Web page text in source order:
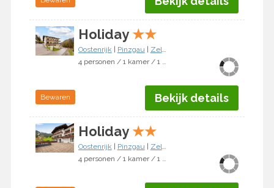
Holiday ★★
Oostenrijk Pinzgau
Zell am See
4 personen / 1 kamer / 1 slaapkamer
Bewaren Bekijk details
Holiday ★★
Oostenrijk Pinzgau
Zell am See
4 personen / 1 kamer / 1 slaapkamer